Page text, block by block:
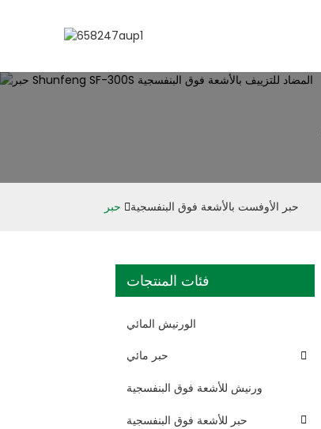
حبر الأوفست بالأشعة فوق البنفسجية
فئات المنتجات
الورنيش المائي
حبر مائي
ورنيش للأشعة فوق البنفسجية
حبر للأشعة فوق البنفسجية